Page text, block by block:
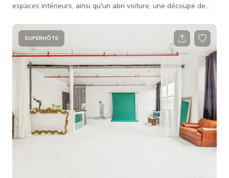
espaces intérieurs, ainsi qu'un abri voiture, une découpe de
Brooklyn). La maison a été utilisée pour des tournages de
films et des séances photo. La maison comprend une salle de
dressing avec miroirs pleine longueur, et un rez-de-chaussée
idéal pour les moniteurs et équipements.
SUPERHÔTE